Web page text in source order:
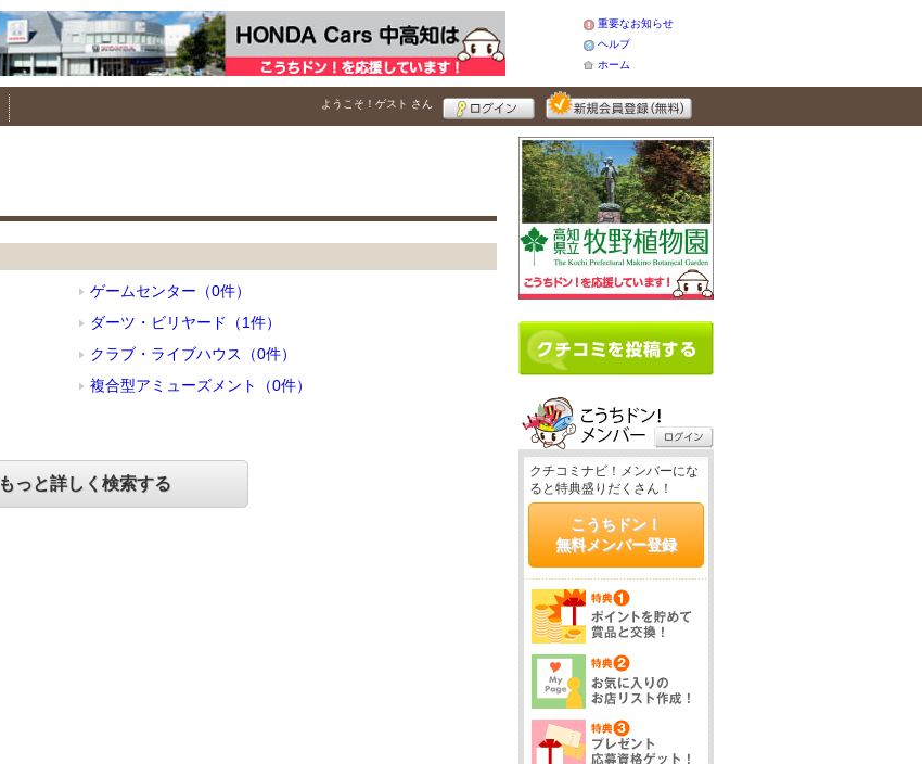
重要なお知らせ
ヘルプ
ホーム
ようこそ！ ゲスト さん
ゲームセンター（0件）
ダーツ・ビリヤード（1件）
クラブ・ライブハウス（0件）
複合型アミューズメント（0件）
もっと詳しく検索する
クチコミナビ！メンバーにな
ると特典盛りだくさん！
こうちドン！
無料メンバー登録